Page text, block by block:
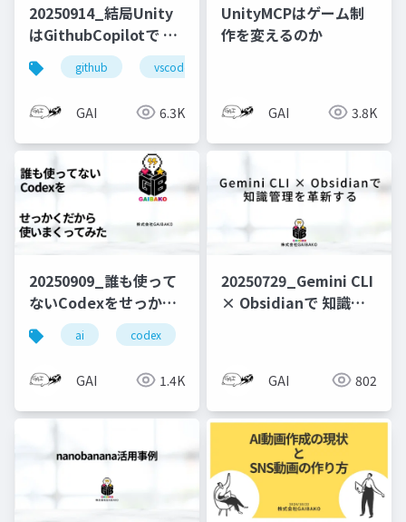
20250914_結局Unity
はGithubCopilotで 超
速コーディングするの
が一番良い
github vscode
GAI 6.3K
UnityMCPはゲーム制
作を変えるのか
GAI 3.8K
20250909_誰も使って
ないCodexをせっかく
だから使いまくってみ
た
ai codex
GAI 1.4K
20250729_Gemini CLI
× Obsidianで 知識管
GAI 802